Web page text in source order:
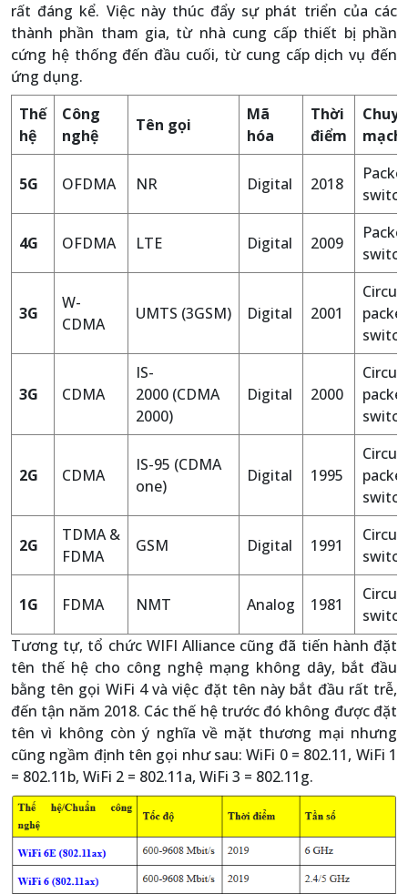
rất đáng kể. Việc này thúc đẩy sự phát triển của các
thành phần tham gia, từ nhà cung cấp thiết bị phần
cứng hệ thống đến đầu cuối, từ cung cấp dịch vụ đến
ứng dụng.
Thế
hệ
Công
nghệ
Tên gọi
Mã
hóa
Thời
điểm
mạch
5G OFDMA NR Digital 2018
4G OFDMA LTE Digital 2009
3G
W-
CDMA
UMTS (3GSM) Digital 2001
packet
3G CDMA
IS-
2000 (CDMA
2000)
Digital 2000
packet
2G CDMA
IS-95 (CDMA
one)
Digital 1995
packet
2G
TDMA &
FDMA
GSM Digital 1991
Circuit
1G FDMA NMT Analog 1981
Circuit
Tương tự, tổ chức WIFI Alliance cũng đã tiến hành đặt
tên thế hệ cho công nghệ mạng không dây, bắt đầu
bằng tên gọi WiFi 4 và việc đặt tên này bắt đầu rất trễ,
đến tận năm 2018. Các thế hệ trước đó không được đặt
tên vì không còn ý nghĩa về mặt thương mại nhưng
cũng ngầm định tên gọi như sau: WiFi 0 = 802.11, WiFi 1
= 802.11b, WiFi 2 = 802.11a, WiFi 3 = 802.11g.